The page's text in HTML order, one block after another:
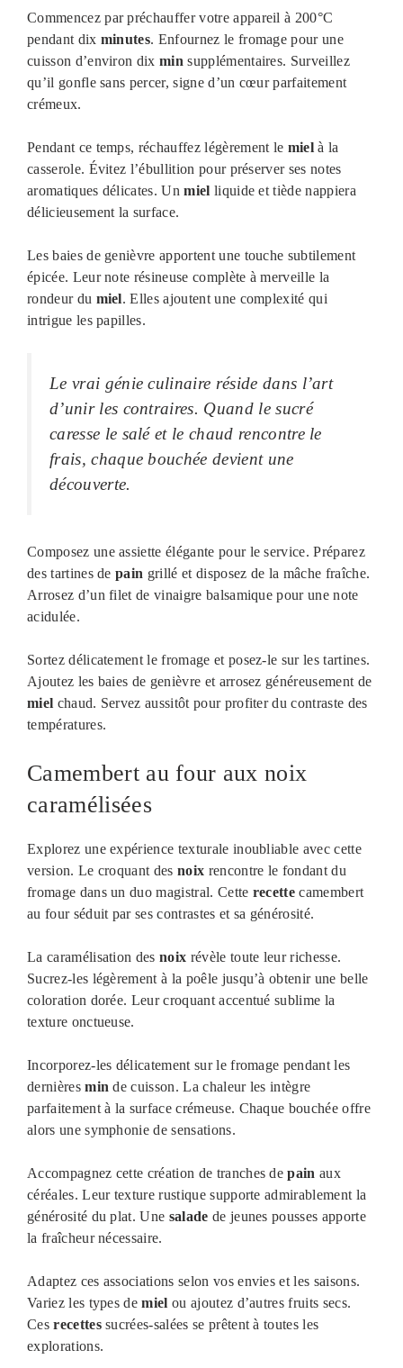
Commencez par préchauffer votre appareil à 200°C
pendant dix minutes. Enfournez le fromage pour une
cuisson d’environ dixmin supplémentaires. Surveillez
qu’il gonfle sans percer, signe d’un cœur parfaitement
crémeux.
Pendant ce temps, réchauffez légèrement le miel à la
casserole. Évitez l’ébullition pour préserver ses notes
aromatiques délicates. Unmiel liquide et tiède nappiera
délicieusement la surface.
Les baies de genièvre apportent une touche subtilement
épicée. Leur note résineuse complète à merveille la
rondeur du miel. Elles ajoutent une complexité qui
intrigue les papilles.
Le vrai génie culinaire réside dans l’art
d’unir les contraires. Quand le sucré
caresse le salé et le chaud rencontre le
frais, chaque bouchée devient une
découverte.
Composez une assiette élégante pour le service. Préparez
des tartines depain grillé et disposez de la mâche fraîche.
Arrosez d’un filet de vinaigre balsamique pour une note
acidulée.
Sortez délicatement le fromage et posez-le sur les tartines.
Ajoutez les baies de genièvre et arrosez généreusement de
miel chaud. Servez aussitôt pour profiter du contraste des
températures.
Camembert au four aux noix
caramélisées
Explorez une expérience texturale inoubliable avec cette
version. Le croquant desnoix rencontre le fondant du
fromage dans un duo magistral. Cette recette camembert
au four séduit par ses contrastes et sa générosité.
La caramélisation desnoix révèle toute leur richesse.
Sucrez-les légèrement à la poêle jusqu’à obtenir une belle
coloration dorée. Leur croquant accentué sublime la
texture onctueuse.
Incorporez-les délicatement sur le fromage pendant les
dernièresmin de cuisson. La chaleur les intègre
parfaitement à la surface crémeuse. Chaque bouchée offre
alors une symphonie de sensations.
Accompagnez cette création de tranches depain aux
céréales. Leur texture rustique supporte admirablement la
générosité du plat. Une salade de jeunes pousses apporte
la fraîcheur nécessaire.
Adaptez ces associations selon vos envies et les saisons.
Variez les types demiel ou ajoutez d’autres fruits secs.
Cesrecettessucrées-salées se prêtent à toutes les
explorations.